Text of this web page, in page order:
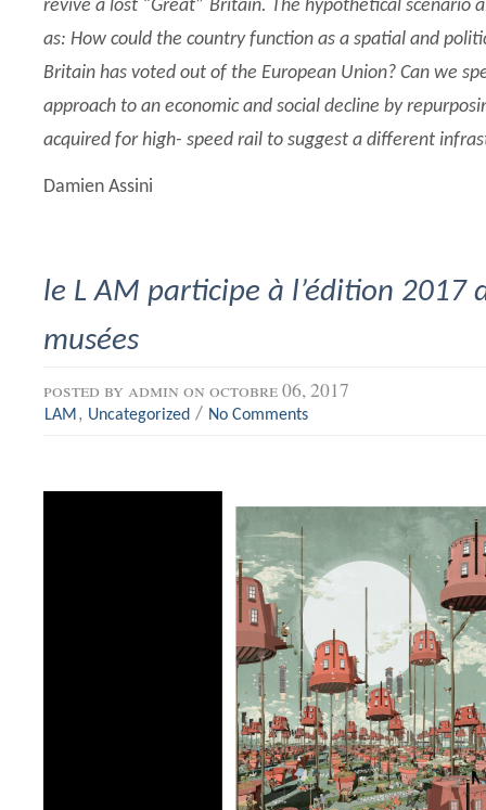
revive a lost “Great” Britain. The hypothetical scenario
as: How could the country function as a spatial and
Britain has voted out of the European Union? Can we
approach to an economic and social decline by
acquired for high- speed rail to suggest a different
Damien Assini
le L AM participe à l’édition 2017
musées
posted by admin on octobre 06, 2017
LAM, Uncategorized / No Comments